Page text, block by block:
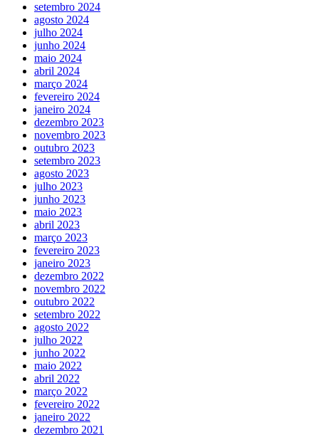
setembro 2024
agosto 2024
julho 2024
junho 2024
maio 2024
abril 2024
março 2024
fevereiro 2024
janeiro 2024
dezembro 2023
novembro 2023
outubro 2023
setembro 2023
agosto 2023
julho 2023
junho 2023
maio 2023
abril 2023
março 2023
fevereiro 2023
janeiro 2023
dezembro 2022
novembro 2022
outubro 2022
setembro 2022
agosto 2022
julho 2022
junho 2022
maio 2022
abril 2022
março 2022
fevereiro 2022
janeiro 2022
dezembro 2021